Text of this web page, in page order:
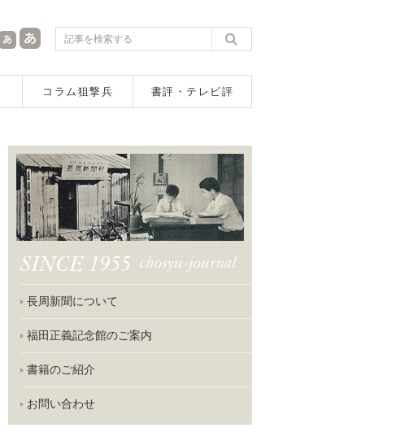
コラム狙撃兵 書評・テレビ評
長周新聞について
福田正義記念館のご案内
書籍のご紹介
お問い合わせ